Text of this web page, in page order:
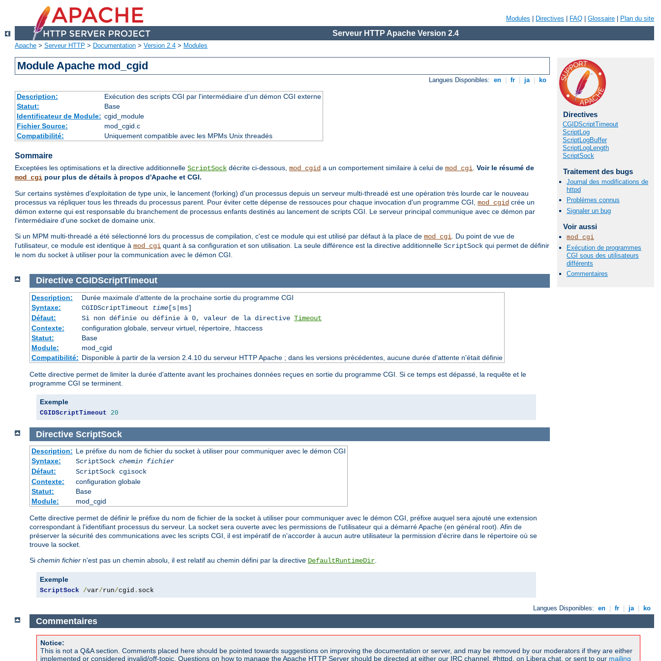
Modules Directives FAQ Glossaire Plan du site
Serveur HTTP Apache Version 2.4
Apache > Serveur HTTP > Documentation > Version 2.4 > Modules
Module Apache mod_cgid
Langues Disponibles: en fr ja ko
Description:
Exécution des scripts CGI par l'intermédiaire d'un démon CGI externe
Statut:
Base
Identificateur de Module: cgid_module
Fichier Source:
mod_cgid.c
Compatibilité:
Uniquement compatible avec les MPMs Unix threadés
Sommaire
Exceptées les optimisations et la directive additionnelle ScriptSock décrite ci-dessous, mod_cgid a un comportement similaire à celui de mod_cgi. Voir le résumé de
mod_cgi pour plus de détails à propos d'Apache et CGI.
Sur certains systèmes d'exploitation de type unix, le lancement (forking) d'un processus depuis un serveur multi-threadé est une opération très lourde car le nouveau
processus va répliquer tous les threads du processus parent. Pour éviter cette dépense de ressouces pour chaque invocation d'un programme CGI, mod_cgid crée un
démon externe qui est responsable du branchement de processus enfants destinés au lancement de scripts CGI. Le serveur principal communique avec ce démon par
l'intermédiaire d'une socket de domaine unix.
Si un MPM multi-threadé a été sélectionné lors du processus de compilation, c'est ce module qui est utilisé par défaut à la place de mod_cgi. Du point de vue de
l'utilisateur, ce module est identique à mod_cgi quant à sa configuration et son utilisation. La seule différence est la directive additionnelle ScriptSock qui permet de définir
le nom du socket à utiliser pour la communication avec le démon CGI.
Directives
CGIDScriptTimeout
ScriptLog
ScriptLogBuffer
ScriptLogLength
ScriptSock
Traitement des bugs
Journal des modifications de
httpd
Problèmes connus
Signaler un bug
Voir aussi
mod_cgi
Exécution de programmes
CGI sous des utilisateurs
différents
Commentaires
Directive CGIDScriptTimeout
Description:
Durée maximale d'attente de la prochaine sortie du programme CGI
Syntaxe:
CGIDScriptTimeout time[s|ms]
Défaut:
Si non définie ou définie à 0, valeur de la directive Timeout
Contexte:
configuration globale, serveur virtuel, répertoire, .htaccess
Statut:
Base
Module:
mod_cgid
Compatibilité: Disponible à partir de la version 2.4.10 du serveur HTTP Apache ; dans les versions précédentes, aucune durée d'attente n'était définie
Cette directive permet de limiter la durée d'attente avant les prochaines données reçues en sortie du programme CGI. Si ce temps est dépassé, la requête et le
programme CGI se terminent.
Exemple
CGIDScriptTimeout 20
Directive ScriptSock
Description: Le préfixe du nom de fichier du socket à utiliser pour communiquer avec le démon CGI
Syntaxe:
ScriptSock chemin fichier
Défaut:
ScriptSock cgisock
Contexte:
configuration globale
Statut:
Base
Module:
mod_cgid
Cette directive permet de définir le préfixe du nom de fichier de la socket à utiliser pour communiquer avec le démon CGI, préfixe auquel sera ajouté une extension
correspondant à l'identifiant processus du serveur. La socket sera ouverte avec les permissions de l'utilisateur qui a démarré Apache (en général root). Afin de
préserver la sécurité des communications avec les scripts CGI, il est impératif de n'accorder à aucun autre utilisateur la permission d'écrire dans le répertoire où se
trouve la socket.
Si chemin fichier n'est pas un chemin absolu, il est relatif au chemin défini par la directive DefaultRuntimeDir.
Exemple
ScriptSock /var/run/cgid . sock
Langues Disponibles: en fr ja ko
Commentaires
Notice:
This is not a Q&A section. Comments placed here should be pointed towards suggestions on improving the documentation or server, and may be removed by our moderators if they are either
implemented or considered invalid/off-topic. Questions on how to manage the Apache HTTP Server should be directed at either our IRC channel, #httpd, on Libera.chat, or sent to our mailing